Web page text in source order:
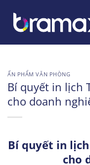
dung
ẤN PHẨM VĂN PHÒNG
Bí quyết in lịch
cho doanh
Bí quyết in
cho